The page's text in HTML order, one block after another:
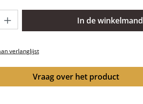
In de winkelmand
verlanglijst
Vraag over het product